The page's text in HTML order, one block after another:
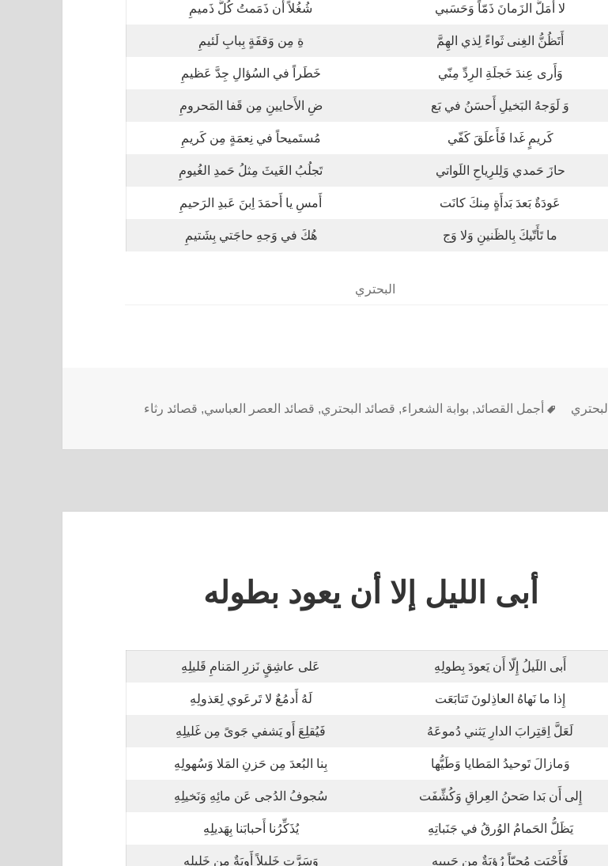
لا أَمَلُّ الزَمانَ ذَمّاً وَحَسَبي شُغُلاً أَن ذَمَمتُ كُلَّ ذَميمِ
أَتَظُنُّ الغِنى ثَواءً لِذي الهِمَّ ةِ مِن وَقفَةٍ بِبابِ لَئيمِ
وَأَرى عِندَ خَجلَةِ الرِدِّ مِنّي خَطَراً في السُؤالِ جِدَّ عَظيمِ
وَ لَوَجهُ البَخيلِ أَحسَنُ في بَع ضِ الأَحايينِ مِن قَفا المَحرومِ
كَريمٍ غَدا فَأَعلَقَ كَفّي مُستَميحاً في نِعمَةٍ مِن كَريمِ
حازَ حَمدي وَلِلرِياحِ اللَواتي تَجلُبُ الغَيثَ مِثلُ حَمدِ الغُيومِ
عَودَةٌ بَعدَ بَدأَةٍ مِنكَ كانَت أَمسِ يا أَحمَدَ اِبنَ عَبدِ الرَحيمِ
ما تَأَتّيكَ بِالظَنينِ وَلا وَج هُكَ في وَجهِ حاجَتي بِشَتيمِ
البحتري
البحتري أجمل القصائد, بوابة الشعراء, قصائد البحتري, قصائد العصر العباسي, قصائد رثاء
أبى الليل إلا أن يعود بطوله
أَبى اللَيلُ إِلّا أَن يَعودَ بِطولِهِ عَلى عاشِقٍ نَزرِ المَنامِ قَليلِهِ
إِذا ما نَهاهُ العاذِلونَ تَتابَعَت لَهُ أَدمُعٌ لا تَرعَوي لِعَذولِهِ
لَعَلَّ اِقتِرابَ الدارِ يَثني دُموعَهُ فَيُقلِعَ أَو يَشفي جَوىً مِن غَليلِهِ
وَمازالَ تَوحيدُ المَطايا وَطَيُّها بِنا البُعدَ مِن حَزنِ المَلا وَسُهولِهِ
إِلى أَن بَدا صَحنُ العِراقِ وَكُشِّفَت سُجوفُ الدُجى عَن مائِهِ وَنَخيلِهِ
يَظَلُّ الحَمامُ الوُرقُ في جَنَباتِهِ يُذَكِّرُنا أَحبابَنا بِهَديلِهِ
فَأَحْيَت مُحِبّاً رُؤيَةٌ مِن حَبيبِهِ وَسَرَّت خَليلاً أَوبَةٌ مِن خَليلِهِ